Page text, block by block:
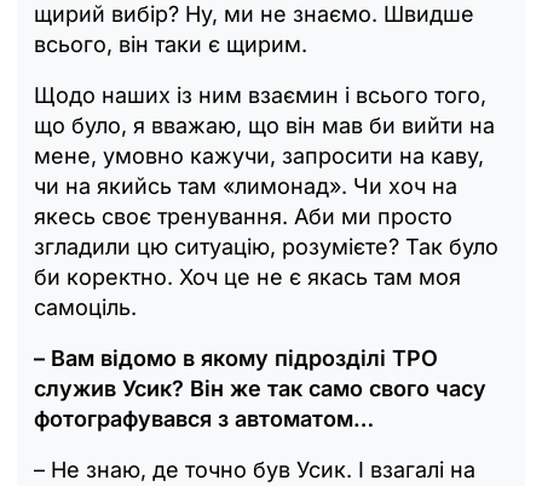
щирий вибір? Ну, ми не знаємо. Швидше
всього, він таки є щирим.
Щодо наших із ним взаємин і всього того,
що було, я вважаю, що він мав би вийти на
мене, умовно кажучи, запросити на каву,
чи на якийсь там «лимонад». Чи хоч на
якесь своє тренування. Аби ми просто
згладили цю ситуацію, розумієте? Так було
би коректно. Хоч це не є якась там моя
самоціль.
– Вам відомо в якому підрозділі ТРО
служив Усик? Він же так само свого часу
фотографувався з автоматом…
– Не знаю, де точно був Усик. І взагалі на